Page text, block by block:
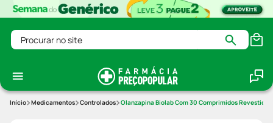
Procurar no site
Medicamentos Controlados Olanzapina Biolab Com 30 Comprimidos